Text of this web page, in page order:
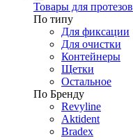
Товары для протезов
По типу
Для фиксации
Для очистки
Контейнеры
Щетки
Остальное
По Бренду
Revyline
Aktident
Bradex